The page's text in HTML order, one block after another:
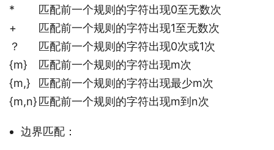
*
匹配前一个规则的字符出现0至无数次
+
匹配前一个规则的字符出现1至无数次
？
匹配前一个规则的字符出现0次或1次
{m}
匹配前一个规则的字符出现m次
{m,}
匹配前一个规则的字符出现最少m次
{m,n} 匹配前一个规则的字符出现m到n次
边界匹配：